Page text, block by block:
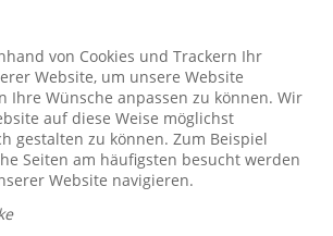
von Cookies und Trackern Ihr
Website, um unsere Website
Ihre Wünsche anpassen zu können. Wir
auf diese Weise möglichst
gestalten zu können. Zum Beispiel
Seiten am häufigsten besucht werden
Website navigieren.